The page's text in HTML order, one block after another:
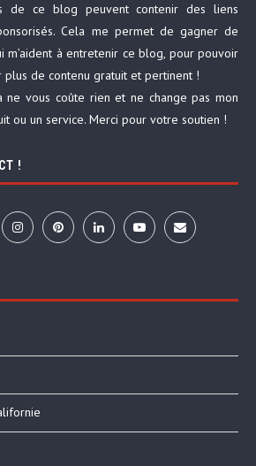
de ce blog peuvent contenir des liens
Cela me permet de gagner de
m’aident à entretenir ce blog, pour pouvoir
de contenu gratuit et pertinent !
ne vous coûte rien et ne change pas mon
ou un service. Merci pour votre soutien !
!